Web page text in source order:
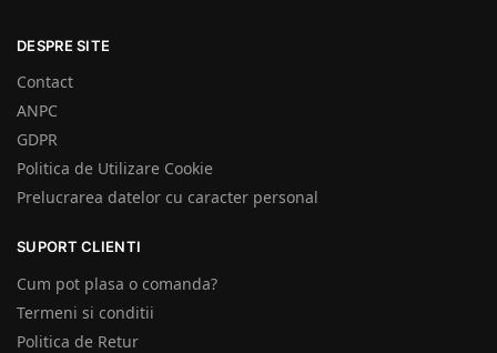
DESPRE SITE
Contact
ANPC
GDPR
Politica de Utilizare Cookie
Prelucrarea datelor cu caracter personal
SUPORT CLIENTI
Cum pot plasa o comanda?
Termeni si conditii
Politica de Retur